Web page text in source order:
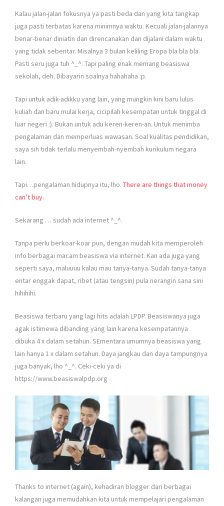
Kalau jalan-jalan fokusnya ya pasti beda dan yang kita tangkap
juga pasti terbatas karena minimnya waktu. Kecuali jalan-jalannya
benar-benar diniatin dan direncanakan dan dijalani dalam waktu
yang tidak sebentar. Misalnya 3 bulan keliling Eropa bla bla bla.
Pasti seru juga tuh ^_^. Tapi paling enak memang beasiswa
sekolah, deh. Dibayarin soalnya hahahaha :p.
Tapi untuk adik-adikku yang lain, yang mungkin kini baru lulus
kuliah dan baru mulai kerja, cicipilah kesempatan untuk tinggal di
luar negeri :). Bukan untuk adu keren-keren-an. Untuk menimba
pengalaman dan memperluas wawasan. Soal kualitas pendidikan,
saya sih tidak terlalu menyembah-nyembah kurikulum negara
lain.
Tapi…pengalaman hidupnya itu, lho. There are things that money
can’t buy.
Sekarang … sudah ada internet ^_^.
Tanpa perlu berkoar-koar pun, dengan mudah kita memperoleh
info berbagai macam beasiswa via internet. Kan ada juga yang
seperti saya, maluuuu kalau mau tanya-tanya. Sudah tanya-tanya
entar enggak dapat, ribet (atau tengsin) pula nerangin sana sini
hihihihi.
Beasiswa terbaru yang lagi hits adalah LPDP. Beasiswanya juga
agak istimewa dibanding yang lain karena kesempatannya
dibuka 4 x dalam setahun. SEmentara umumnya beasiswa yang
lain hanya 1 x dalam setahun. Daya jangkau dan daya tampungnya
juga banyak, lho ^_^. Ceki-ceki ya di
https://www.beasiswalpdp.org
Thanks to internet (again), kehadiran blogger dari berbagai
kalangan juga memudahkan kita untuk mempelajari pengalaman